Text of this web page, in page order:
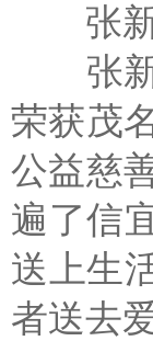
张新
张新
荣获茂
公益慈
遍了信
送上生
者送去